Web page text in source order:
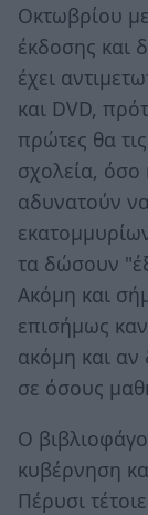
Οκτωβρίου
έκδοσης και
έχει
και DVD,
πρώτες θα
σχολεία, όσο
αδυνατούν
τα δώσουν
Ακόμη και
επισήμως
ακόμη και
σε όσους
Ο
κυβέρνηση
Πέρυσι